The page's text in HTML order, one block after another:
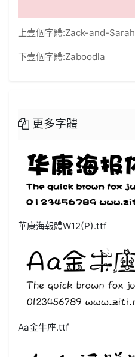
上壹個字體:Zack-and-Sarah
下壹個字體:Zaboodla
更多字體
華康海報體W12(P).ttf
Aa金牛座.ttf